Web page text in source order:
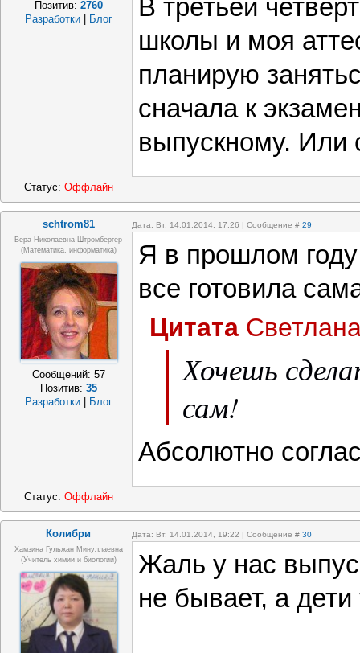
Позитив: 2760
Разработки
Блог
В третьей
школы и моя
планирую
сначала к
выпускному. Или
Статус: Оффлайн
schtrom81 Дата: Вт, 14.01.2014, 17:26 | Сообщение # 29
Вера Николаевна Штромбергер
(математика, информатика)
Сообщений: 57
Позитив: 35
Разработки
Блог
Я в прошлом
все готовила
Цитата
Хочешь
сам!
Абсолютно
Статус: Оффлайн
Колибри Дата: Вт, 14.01.2014, 19:22 | Сообщение # 30
Хамзина Гульжан Минуллаевна
(учитель химии и биологии)
Жаль у нас
не бывает, а